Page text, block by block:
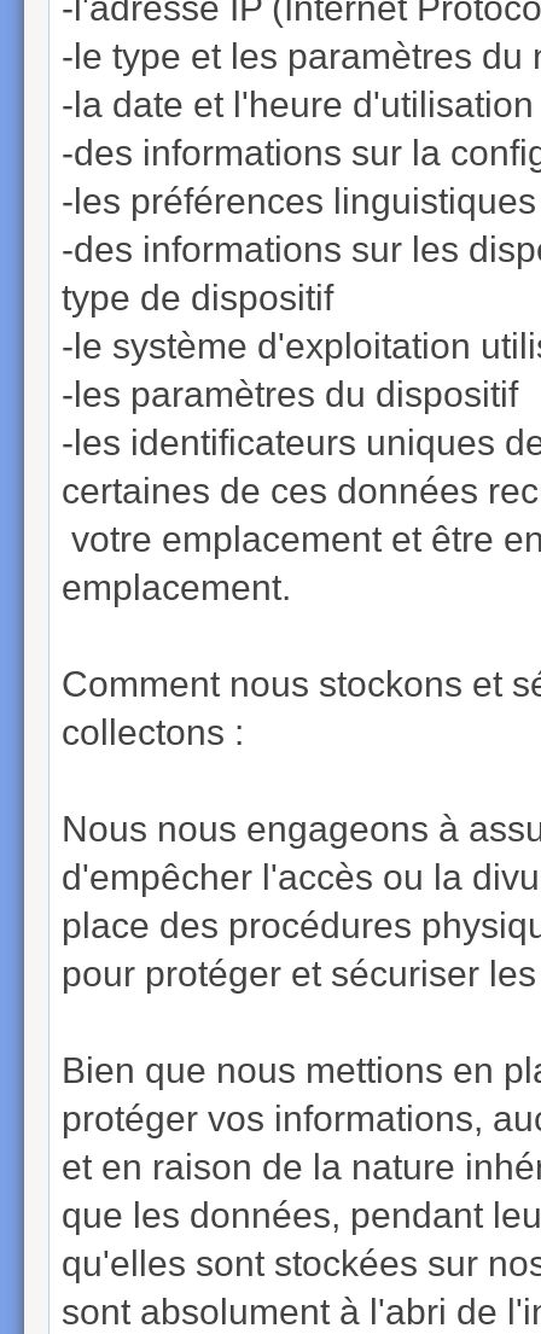
-le type et les paramètres du
-la date et l'heure
-des informations sur la
-les préférences
-des informations sur les
type de dispositif
-le système d'exploitation
-les paramètres du dispositif
-les identificateurs uniques
certaines de ces données
votre emplacement et être
emplacement.
Comment nous stockons et
collectons :
Nous nous engageons à
d'empêcher l'accès ou la
place des procédures
pour protéger et sécuriser
Bien que nous mettions en
protéger vos informations,
et en raison de la nature
que les données, pendant
qu'elles sont stockées sur
sont absolument à l'abri de